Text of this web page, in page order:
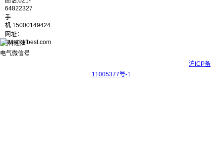
64822327
手
机:15000149424
网址：
www.kyfbest.com
沪ICP备
11005377号-1